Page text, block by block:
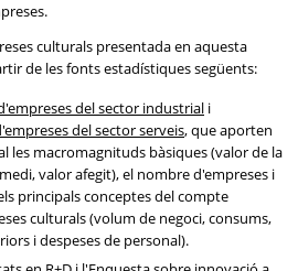
culturals presentada en aquesta
de les fonts estadístiques següents:
del sector industrial i
del sector serveis, que aporten
les macromagnituds bàsiques (valor de la
valor afegit), el nombre d'empreses i
principals conceptes del compte
culturals (volum de negoci, consums,
i despeses de personal).